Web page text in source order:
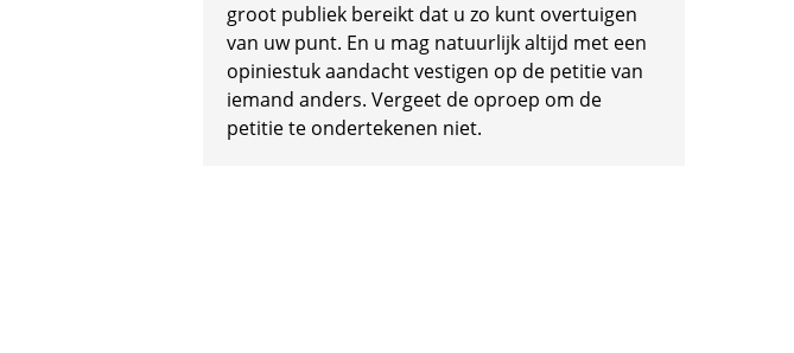
groot publiek bereikt dat u zo kunt overtuigen
van uw punt. En u mag natuurlijk altijd met een
opiniestuk aandacht vestigen op de petitie van
iemand anders. Vergeet de oproep om de
petitie te ondertekenen niet.